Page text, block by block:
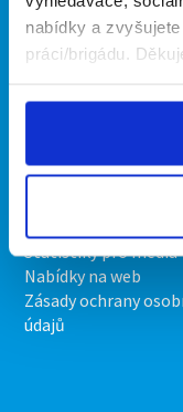
nabídky a
práci/brigádu.
Hledané brigády
O portálu
O nás
Statistiky pro média
Nabídky na web
Zásady ochrany
údajů